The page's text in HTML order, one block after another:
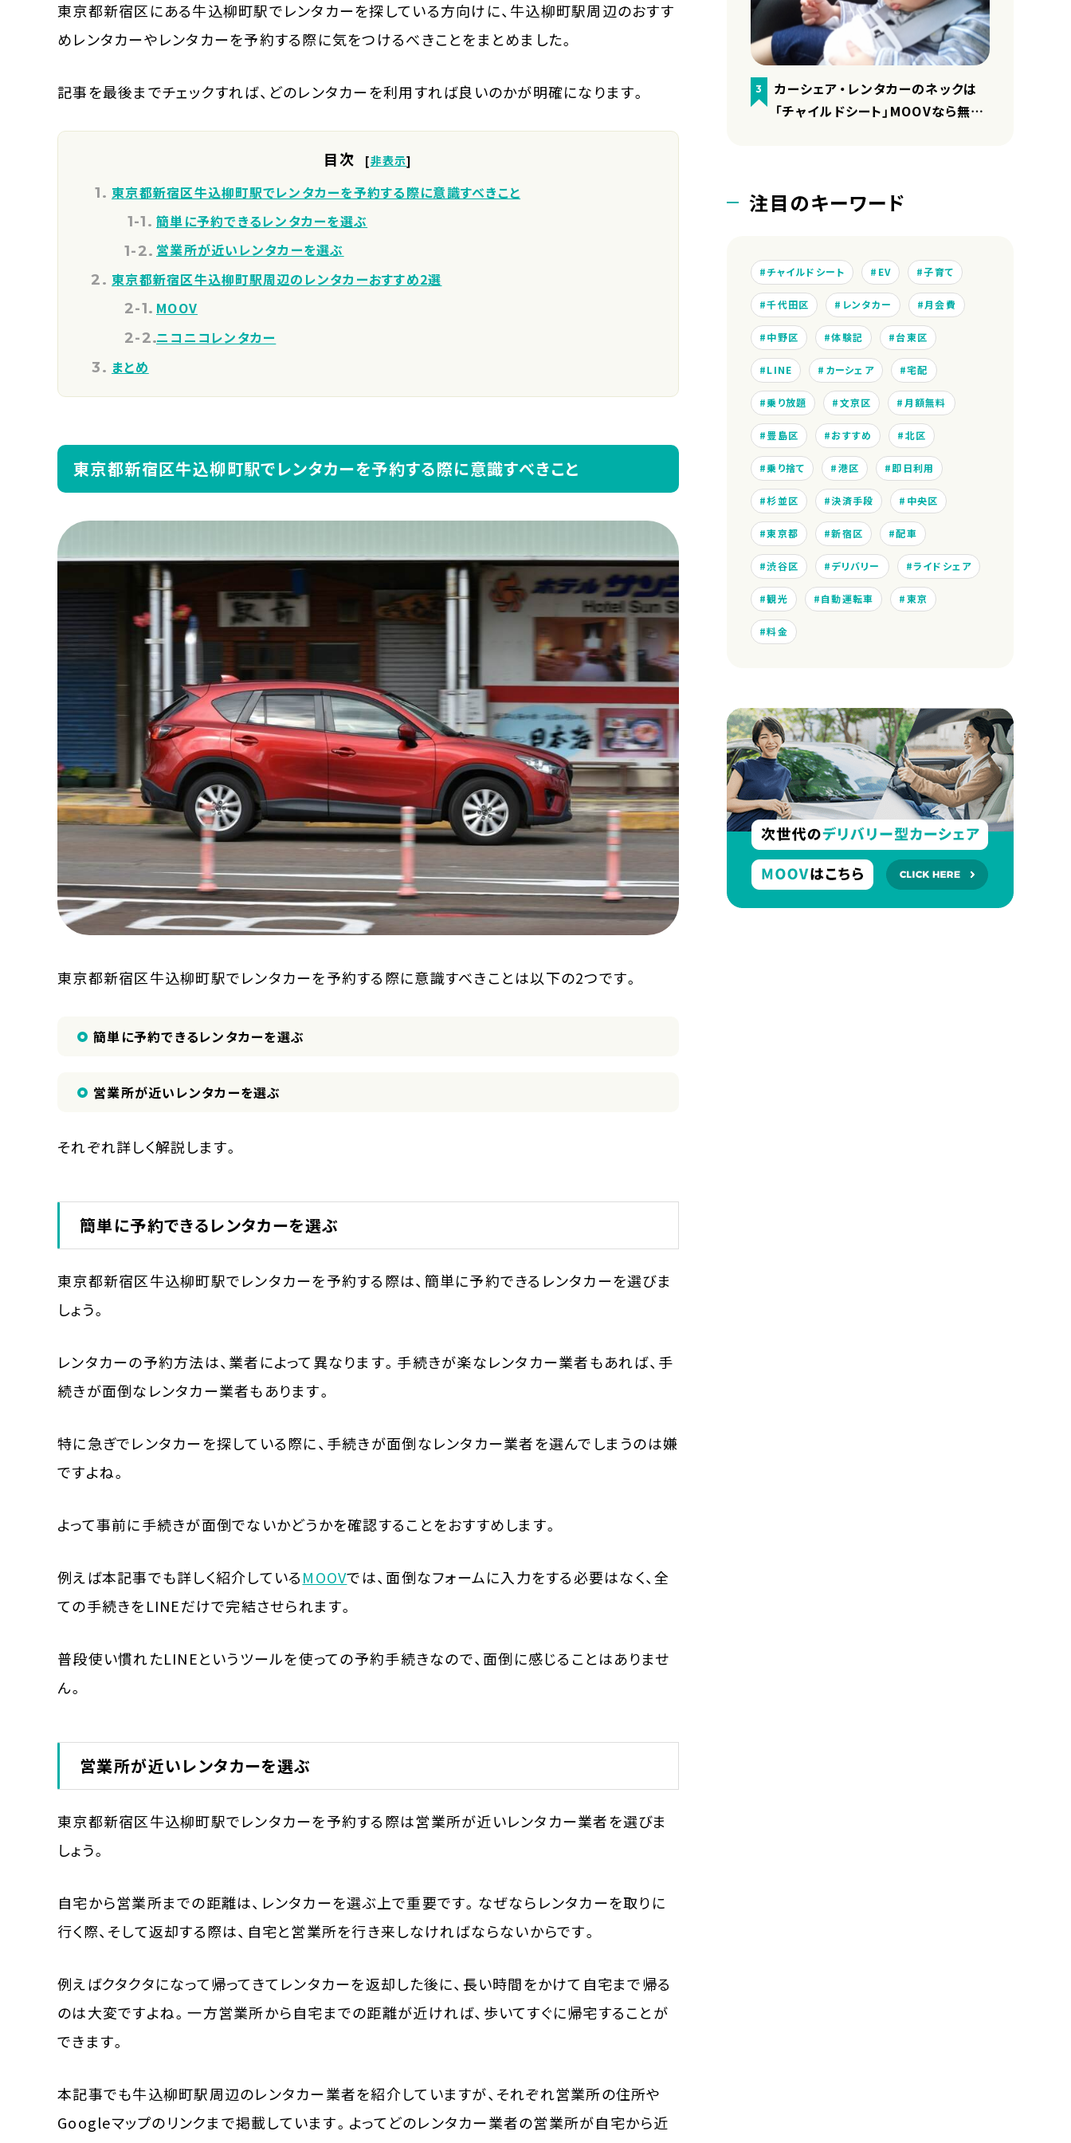
東京都新宿区にある牛込柳町駅でレンタカーを探している方向けに、牛込柳町駅周辺のおすす
めレンタカーやレンタカーを予約する際に気をつけるべきことをまとめました。
記事を最後までチェックすれば、どのレンタカーを利用すれば良いのかが明確になります。
目次 [非表示]
東京都新宿区牛込柳町駅でレンタカーを予約する際に意識すべきこと
簡単に予約できるレンタカーを選ぶ
営業所が近いレンタカーを選ぶ
東京都新宿区牛込柳町駅周辺のレンタカーおすすめ2選
MOOV
ニコニコレンタカー
まとめ
東京都新宿区牛込柳町駅でレンタカーを予約する際に意識すべきこと
東京都新宿区牛込柳町駅でレンタカーを予約する際に意識すべきことは以下の2つです。
簡単に予約できるレンタカーを選ぶ
営業所が近いレンタカーを選ぶ
それぞれ詳しく解説します。
簡単に予約できるレンタカーを選ぶ
東京都新宿区牛込柳町駅でレンタカーを予約する際は、簡単に予約できるレンタカーを選びま
しょう。
レンタカーの予約方法は、業者によって異なります。手続きが楽なレンタカー業者もあれば、手
続きが面倒なレンタカー業者もあります。
特に急ぎでレンタカーを探している際に、手続きが面倒なレンタカー業者を選んでしまうのは嫌
ですよね。
よって事前に手続きが面倒でないかどうかを確認することをおすすめします。
例えば本記事でも詳しく紹介しているMOOVでは、面倒なフォームに入力をする必要はなく、全
ての手続きをLINEだけで完結させられます。
普段使い慣れたLINEというツールを使っての予約手続きなので、面倒に感じることはありませ
ん。
営業所が近いレンタカーを選ぶ
東京都新宿区牛込柳町駅でレンタカーを予約する際は営業所が近いレンタカー業者を選びま
しょう。
自宅から営業所までの距離は、レンタカーを選ぶ上で重要です。なぜならレンタカーを取りに
行く際、そして返却する際は、自宅と営業所を行き来しなければならないからです。
例えばクタクタになって帰ってきてレンタカーを返却した後に、長い時間をかけて自宅まで帰る
のは大変ですよね。一方営業所から自宅までの距離が近ければ、歩いてすぐに帰宅することが
できます。
本記事でも牛込柳町駅周辺のレンタカー業者を紹介していますが、それぞれ営業所の住所や
Googleマップのリンクまで掲載しています。よってどのレンタカー業者の営業所が自宅から近
3
カーシェア・レンタカーのネックは
「チャイルドシート」MOOVなら無料
注目のキーワード
チャイルドシート EV 子育て
千代田区 レンタカー 月会費
中野区 体験記 台東区
LINE カーシェア 宅配
乗り放題 文京区 月額無料
豊島区 おすすめ 北区
乗り捨て 港区 即日利用
杉並区 決済手段 中央区
東京都 新宿区 配車
渋谷区 デリバリー ライドシェア
観光 自動運転車 東京
料金